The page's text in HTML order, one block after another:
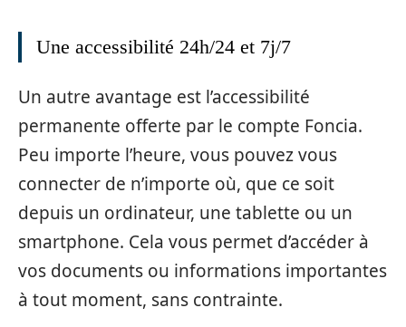
Une accessibilité 24h/24 et 7j/7
Un autre avantage est l’accessibilité
permanente offerte par le compte Foncia.
Peu importe l’heure, vous pouvez vous
connecter de n’importe où, que ce soit
depuis un ordinateur, une tablette ou un
smartphone. Cela vous permet d’accéder à
vos documents ou informations importantes
à tout moment, sans contrainte.